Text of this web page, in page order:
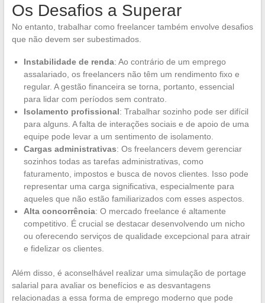
Os Desafios a Superar
No entanto, trabalhar como freelancer também envolve desafios
que não devem ser subestimados.
Instabilidade de renda: Ao contrário de um emprego
assalariado, os freelancers não têm um rendimento fixo e
regular. A gestão financeira se torna, portanto, essencial
para lidar com períodos sem contrato.
Isolamento profissional: Trabalhar sozinho pode ser difícil
para alguns. A falta de interações sociais e de apoio de uma
equipe pode levar a um sentimento de isolamento.
Cargas administrativas: Os freelancers devem gerenciar
sozinhos todas as tarefas administrativas, como
faturamento, impostos e busca de novos clientes. Isso pode
representar uma carga significativa, especialmente para
aqueles que não estão familiarizados com esses aspectos.
Alta concorrência: O mercado freelance é altamente
competitivo. É crucial se destacar desenvolvendo um nicho
ou oferecendo serviços de qualidade excepcional para atrair
e fidelizar os clientes.
Além disso, é aconselhável realizar uma simulação de portage
salarial para avaliar os benefícios e as desvantagens
relacionadas a essa forma de emprego moderno que pode